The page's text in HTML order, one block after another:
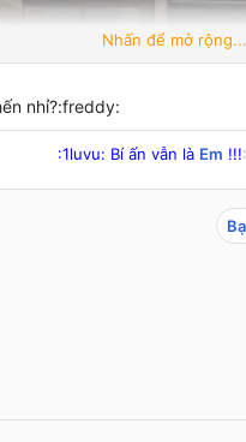
Nhấn để mở rộng...
nhỉ?:freddy:
:1luvu: Bí ấn vẫn là Em !!!